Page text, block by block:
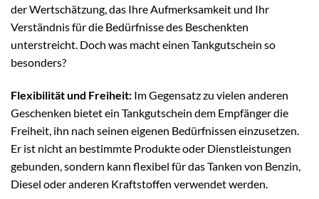
der Wertschätzung, das Ihre Aufmerksamkeit und Ihr
Verständnis für die Bedürfnisse des Beschenkten
unterstreicht. Doch was macht einen Tankgutschein so
besonders?
Flexibilität und Freiheit: Im Gegensatz zu vielen anderen
Geschenken bietet ein Tankgutschein dem Empfänger die
Freiheit, ihn nach seinen eigenen Bedürfnissen einzusetzen.
Er ist nicht an bestimmte Produkte oder Dienstleistungen
gebunden, sondern kann flexibel für das Tanken von Benzin,
Diesel oder anderen Kraftstoffen verwendet werden.